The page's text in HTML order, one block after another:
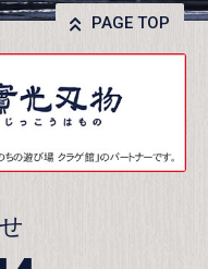
PAGE TOP